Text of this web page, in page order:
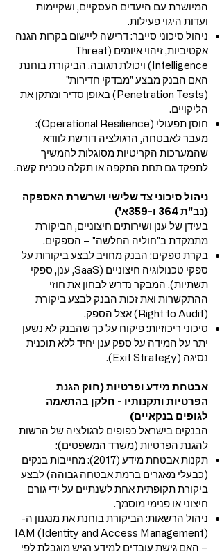
המיושרת עם היעדים העסקיים, ושקיימות
ועדות היגוי פעילות.
ניהול סיכוני סייבר: דרישה ליישום בקרות הגנה
אקטיביות, זיהוי איומים (Threat
Intelligence) ויכולת תגובה. הביקורת בוחנת
האם הבנק מבצע "מבדקי חדירות"
(Penetration Tests) באופן סדיר ומתקן את
הליקויים.
חוסן תפעולי (Operational Resilience):
מעבר לאבטחה, הרגולציה דורשת לוודא
שהמערכות הקריטיות מסוגלות להמשיך
לתפקד גם תחת התקפה או תקלה טכנית קשה.
ניהול סיכוני צד שלישי ושרשרת האספקה
(נב"ת 364 ו-359א')
בעידן של ענן ושירותים חיצוניים, הביקורת
מתמקדת ב"חוליה החלשה" – הספקים.
בקרת ספקים: הבנק מחויב לבצע ביקורות על
ספקי טכנולוגיה חיצוניים (SaaS, ענן, ספקי
תשתיות). המבקר נדרש לבחון את חוזי
ההתקשרות ואת זכות הבנק לבצע ביקורת
(Right to Audit) אצל הספק.
סיכוני ריכוזיות: פיקוח על כך שהבנק לא נשען
יתר על המידה על ספק ענן יחיד ללא תוכנית
נסיגה (Exit Strategy).
אבטחת מידע ופרטיות (חוק הגנת
הפרטיות ותקנותיו - חלקן בהתאמה
לגופים בנקאיים)
הבנקים בישראל כפופים לרגולציה של הרשות
להגנת הפרטיות (משרד המשפטים):
תקנות אבטחת מידע (2017): מחייבות בנקים
(כבעלי מאגרים ברמת אבטחה גבוהה) לבצע
ביקורת תקופתית אחת לשנתיים על ידי גורם
חיצוני או פנימי מוסמך.
ניהול הרשאות: הביקורת בוחנת את מנגנון ה-
IAM (Identity and Access Management)
– האם גישת עובדים למידע רגיש מוגבלת לפי